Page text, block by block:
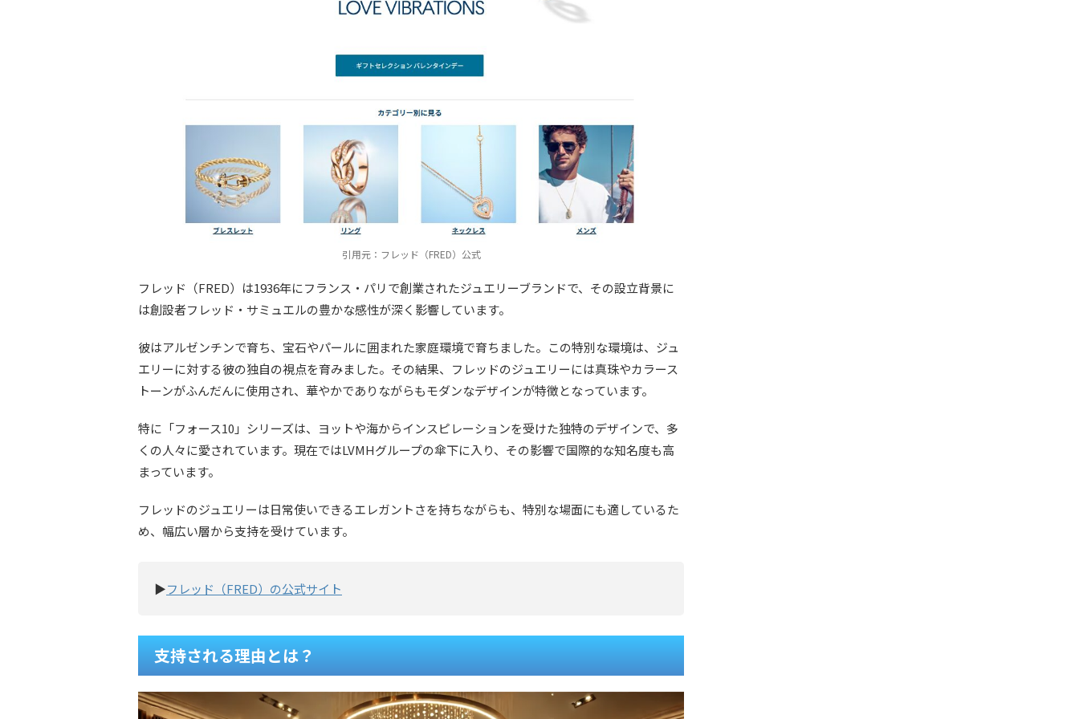
引用元：フレッド（FRED）公式
フレッド（FRED）は1936年にフランス・パリで創業されたジュエリーブランドで、その設立背景に
は創設者フレッド・サミュエルの豊かな感性が深く影響しています。
彼はアルゼンチンで育ち、宝石やパールに囲まれた家庭環境で育ちました。この特別な環境は、ジュ
エリーに対する彼の独自の視点を育みました。その結果、フレッドのジュエリーには真珠やカラース
トーンがふんだんに使用され、華やかでありながらもモダンなデザインが特徴となっています。
特に「フォース10」シリーズは、ヨットや海からインスピレーションを受けた独特のデザインで、多
くの人々に愛されています。現在ではLVMHグループの傘下に入り、その影響で国際的な知名度も高
まっています。
フレッドのジュエリーは日常使いできるエレガントさを持ちながらも、特別な場面にも適しているた
め、幅広い層から支持を受けています。
▶フレッド（FRED）の公式サイト
支持される理由とは？